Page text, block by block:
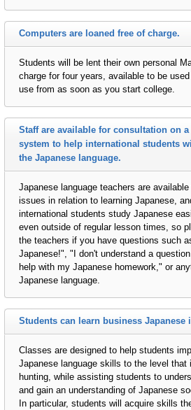
Computers are loaned free of charge.
Students will be lent their own personal
charge for four years, available to be
use from as soon as you start college.
Staff are available for consultation on
system to help international students
the Japanese language.
Japanese language teachers are
issues in relation to learning Japanese,
international students study Japanese
even outside of regular lesson times, so
the teachers if you have questions such
Japanese!", "I don't understand a
help with my Japanese homework," or
Japanese language.
Students can learn business Japanese
Classes are designed to help students
Japanese language skills to the level that
hunting, while assisting students to
and gain an understanding of Japanese
In particular, students will acquire skills